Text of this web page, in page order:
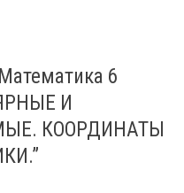
6
И
КООРДИНАТЫ
”